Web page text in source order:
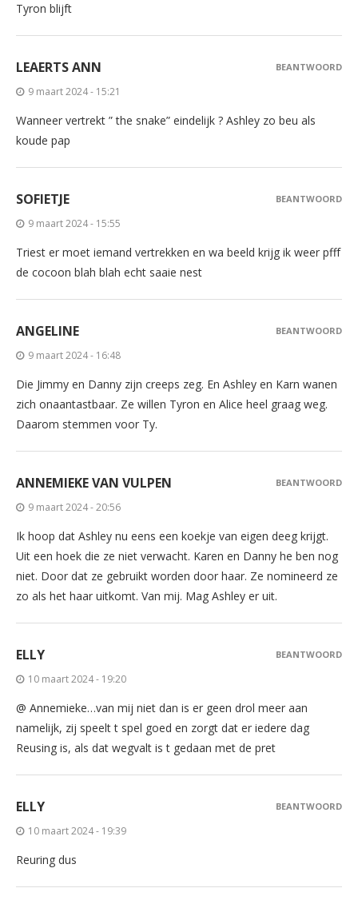
Tyron blijft
LEAERTS ANN
9 maart 2024 - 15:21
Wanneer vertrekt ” the snake” eindelijk ? Ashley zo beu als
koude pap
BEANTWOORD
SOFIETJE
9 maart 2024 - 15:55
Triest er moet iemand vertrekken en wa beeld krijg ik weer pfff
de cocoon blah blah echt saaie nest
BEANTWOORD
ANGELINE
9 maart 2024 - 16:48
Die Jimmy en Danny zijn creeps zeg. En Ashley en Karn wanen
zich onaantastbaar. Ze willen Tyron en Alice heel graag weg.
Daarom stemmen voor Ty.
BEANTWOORD
ANNEMIEKE VAN VULPEN
9 maart 2024 - 20:56
Ik hoop dat Ashley nu eens een koekje van eigen deeg krijgt.
Uit een hoek die ze niet verwacht. Karen en Danny he ben nog
niet. Door dat ze gebruikt worden door haar. Ze nomineerd ze
zo als het haar uitkomt. Van mij. Mag Ashley er uit.
BEANTWOORD
ELLY
10 maart 2024 - 19:20
@ Annemieke…van mij niet dan is er geen drol meer aan
namelijk, zij speelt t spel goed en zorgt dat er iedere dag
Reusing is, als dat wegvalt is t gedaan met de pret
BEANTWOORD
ELLY
10 maart 2024 - 19:39
Reuring dus
BEANTWOORD